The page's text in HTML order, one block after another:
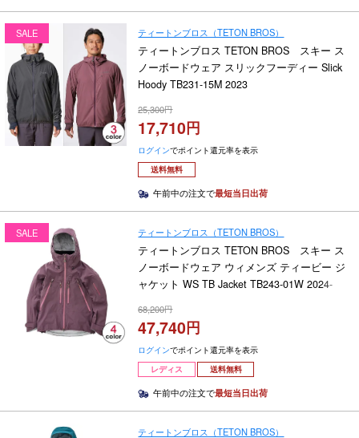
SALE ティートンブロス（TETON BROS）
ティートンブロス TETON BROS スキー ス
ノーボードウェア スリックフーディー Slick
Hoody TB231-15M 2023
25,300
17,710
ログインでポイント還元率を表示
送料無料
午前中の注文で最短当日出荷
SALE ティートンブロス（TETON BROS）
ティートンブロス TETON BROS スキー ス
ノーボードウェア ウィメンズ ティービー ジ
ャケット WS TB Jacket TB243-01W 2024-
68,200
47,740
ログインでポイント還元率を表示
レディス
送料無料
午前中の注文で最短当日出荷
ティートンブロス（TETON BROS）